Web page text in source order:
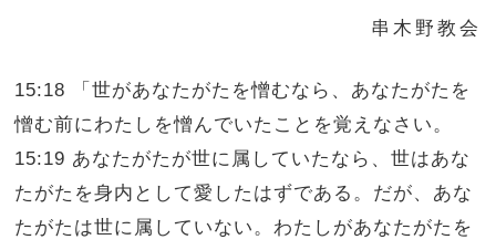
串木野教会
15:18 「世があなたがたを憎むなら、あなたがたを
憎む前にわたしを憎んでいたことを覚えなさい。
15:19 あなたがたが世に属していたなら、世はあな
たがたを身内として愛したはずである。だが、あな
たがたは世に属していない。わたしがあなたがたを